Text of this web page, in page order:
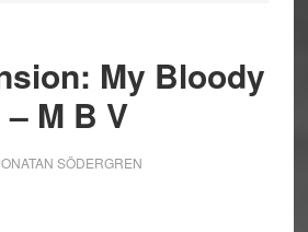
My Bloody
M B V
SÖDERGREN